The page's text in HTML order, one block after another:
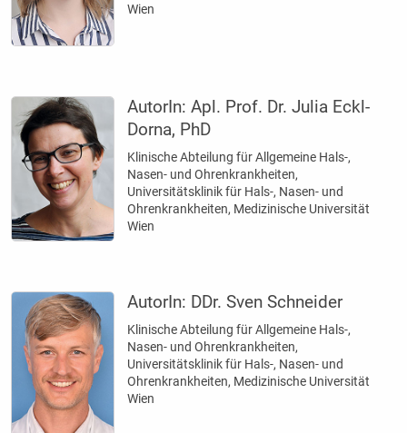
Wien
AutorIn:Apl. Prof. Dr. Julia Eckl-
Dorna, PhD
Klinische Abteilung für Allgemeine Hals-,
Nasen- und Ohrenkrankheiten,
Universitätsklinik für Hals-, Nasen- und
Ohrenkrankheiten, Medizinische Universität
Wien
AutorIn: DDr. Sven Schneider
Klinische Abteilung für Allgemeine Hals-,
Nasen- und Ohrenkrankheiten,
Universitätsklinik für Hals-, Nasen- und
Ohrenkrankheiten, Medizinische Universität
Wien